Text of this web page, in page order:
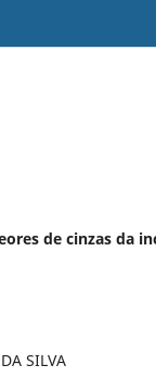
de cinzas da
SILVA